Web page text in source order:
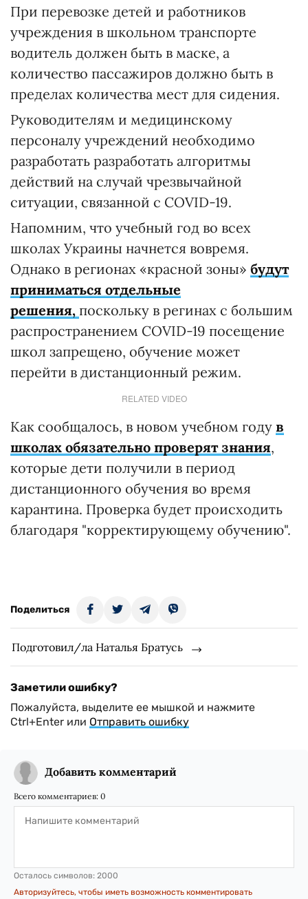
При перевозке детей и работников
учреждения в школьном транспорте
водитель должен быть в маске, а
количество пассажиров должно быть в
пределах количества мест для сидения.
Руководителям и медицинскому
персоналу учреждений необходимо
разработать разработать алгоритмы
действий на случай чрезвычайной
ситуации, связанной с COVID-19.
Напомним, что учебный год во всех
школах Украины начнется вовремя.
Однако в регионах «красной зоны» будут
приниматься отдельные
решения, поскольку в регинах с большим
распространением COVID-19 посещение
школ запрещено, обучение может
перейти в дистанционный режим.
RELATED VIDEO
Как сообщалось, в новом учебном году в
школах обязательно проверят знания,
которые дети получили в период
дистанционного обучения во время
карантина. Проверка будет происходить
благодаря "корректирующему обучению".
Поделиться
Подготовил/ла Наталья Братусь
Заметили ошибку?
Пожалуйста, выделите ее мышкой и нажмите
Ctrl+Enter или Отправить ошибку
Добавить комментарий
Всего комментариев: 0
Осталось символов: 2000
Авторизуйтесь, чтобы иметь возможность комментировать